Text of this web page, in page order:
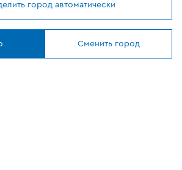
используем cookies
город автоматически
Сменить город